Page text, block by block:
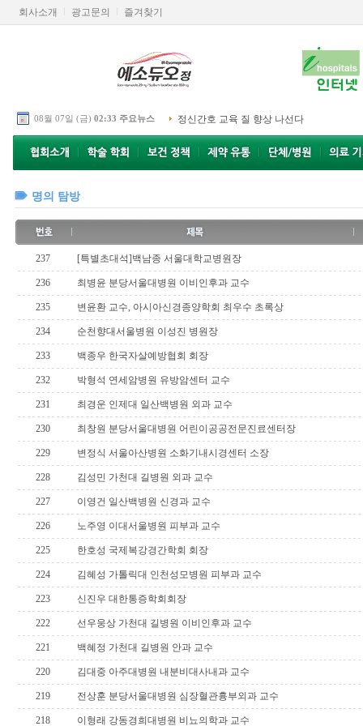
회사소개 광고문의 즐겨찾기
08월 07일 (금) 02:33 주요뉴스 정신간호 교육 질 향상 나선다
명의 탐방
237 [특별초대석]백남종 서울대학교병원장
236 최병윤 분당서울대병원 이비인후과 교수
235 변윤환 교수, 아시아신경종양학회 최우수 초록상
234 순천향대서울병원 이성진 병원장
233 백종우 한국자살예방협회 회장
232 박형석 연세암병원 유방암센터 교수
231 최경운 인제대 일산백병원 외과 교수
230 최창원 분당서울대병원 어린이공공전문진료센터장
229 변정식 서울아산병원 소화기내시경센터 소장
228 김성민 가천대 길병원 외과 교수
227 이영건 일산백병원 신경과 교수
226 노주영 이대서울병원 피부과 교수
225 한호성 국제복강경간학회 회장
224 김혜성 가톨릭대 인천성모병원 피부과 교수
223 신진우 대한통증학회회장
222 선우웅상 가천대 길병원 이비인후과 교수
221 백혜정 가천대 길병원 안과 교수
220 김대중 아주대병원 내분비대사내과 교수
219 전상훈 분당서울대병원 심장혈관흉부외과 교수
218 이형래 강동경희대병원 비뇨의학과 교수